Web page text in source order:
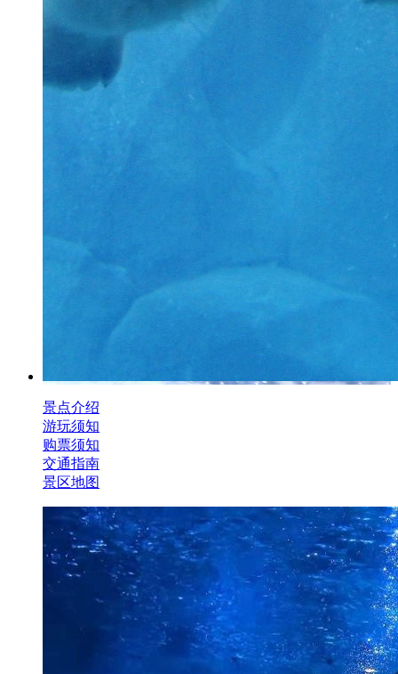
景点介绍
游玩须知
购票须知
交通指南
景区地图